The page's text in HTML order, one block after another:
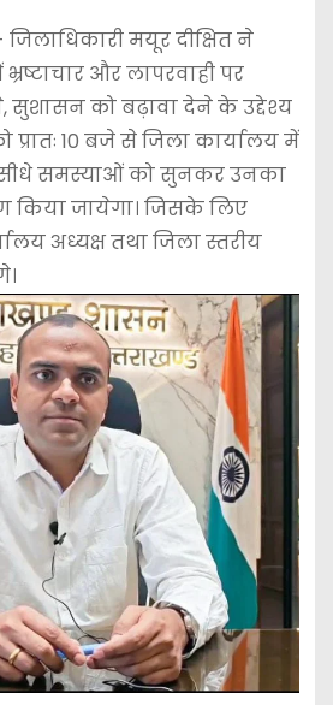
जिलाधिकारी मयूर दीक्षित ने
और लापरवाही पर
सुशासन को बढ़ावा देने के उद्देश्य
प्रातः 10 बजे से जिला कार्यालय में
समस्याओं को सुनकर उनका
किया जायेगा। जिसके लिए
अध्यक्ष तथा जिला स्तरीय